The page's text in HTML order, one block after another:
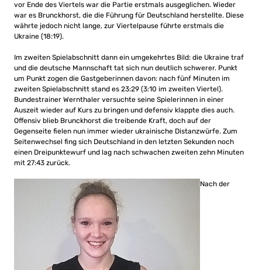
vor Ende des Viertels war die Partie erstmals ausgeglichen. Wieder
war es Brunckhorst, die die Führung für Deutschland herstellte. Diese
währte jedoch nicht lange, zur Viertelpause führte erstmals die
Ukraine (18:19).
Im zweiten Spielabschnitt dann ein umgekehrtes Bild: die Ukraine traf
und die deutsche Mannschaft tat sich nun deutlich schwerer. Punkt
um Punkt zogen die Gastgeberinnen davon: nach fünf Minuten im
zweiten Spielabschnitt stand es 23:29 (3:10 im zweiten Viertel).
Bundestrainer Wernthaler versuchte seine Spielerinnen in einer
Auszeit wieder auf Kurs zu bringen und defensiv klappte dies auch.
Offensiv blieb Brunckhorst die treibende Kraft, doch auf der
Gegenseite fielen nun immer wieder ukrainische Distanzwürfe. Zum
Seitenwechsel fing sich Deutschland in den letzten Sekunden noch
einen Dreipunktewurf und lag nach schwachen zweiten zehn Minuten
mit 27:43 zurück.
Nach der